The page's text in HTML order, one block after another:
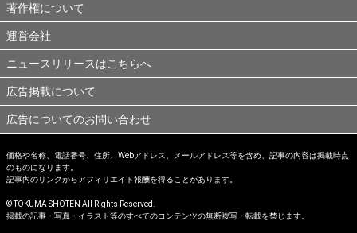
著作権について
運営会社
ニュースリリースはこちらへ
広告掲載について
広告についてのお問い合わせ
価格や名称、電話番号、住所、Webアドレス、メールアドレス等を含め、記事の内容は掲載時点
のものになります。
記事内のリンクからアフィリエイト報酬を得ることがあります。
© TOKUMA SHOTEN All Rights Reserved.
掲載の記事・写真・イラスト等のすべてのコンテンツの無断複写・転載を禁じます。